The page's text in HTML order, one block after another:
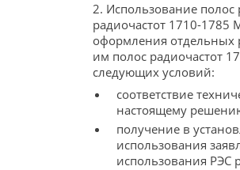
2. Использование
радиочастот 1710-1785
оформления отдельных
им полос радиочастот
следующих условий:
соответствие
настоящему
получение в
использования
использования РЭС